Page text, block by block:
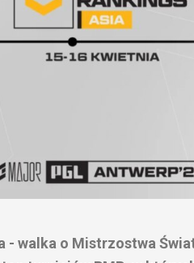
- walka o Mistrzostwa